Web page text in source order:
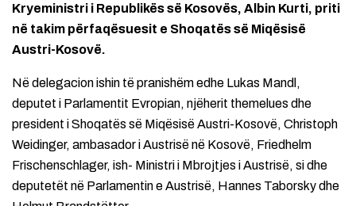
Kryeministri i Republikës së Kosovës, Albin Kurti, priti
në takim përfaqësuesit e Shoqatës së Miqësisë
Austri-Kosovë.
Në delegacion ishin të pranishëm edhe Lukas Mandl,
deputet i Parlamentit Evropian, njëherit themelues dhe
president i Shoqatës së Miqësisë Austri-Kosovë, Christoph
Weidinger, ambasador i Austrisë në Kosovë, Friedhelm
Frischenschlager, ish- Ministri i Mbrojtjes i Austrisë, si dhe
deputetët në Parlamentin e Austrisë, Hannes Taborsky dhe